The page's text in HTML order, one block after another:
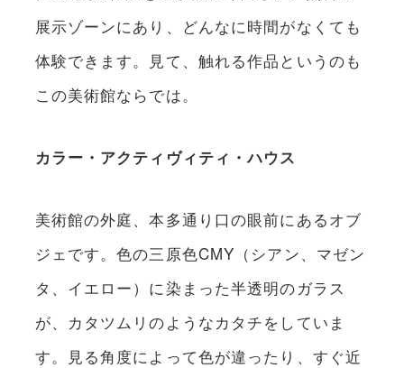
展示ゾーンにあり、どんなに時間がなくても
体験できます。見て、触れる作品というのも
この美術館ならでは。
カラー・アクティヴィティ・ハウス
美術館の外庭、本多通り口の眼前にあるオブ
ジェです。色の三原色CMY（シアン、マゼン
タ、イエロー）に染まった半透明のガラス
が、カタツムリのようなカタチをしていま
す。見る角度によって色が違ったり、すぐ近